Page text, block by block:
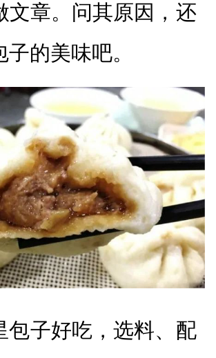
文章。问其原因，还
的美味吧。
包子好吃，选料、配